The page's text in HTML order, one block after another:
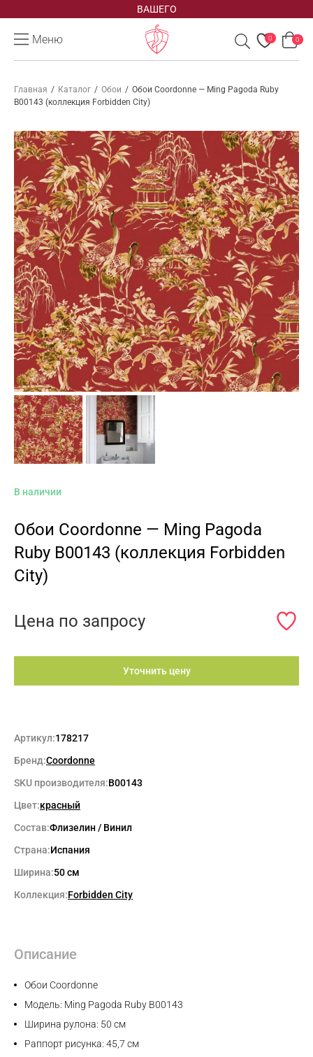
ВАШЕГО
Меню 0 0
Главная / Каталог / Обои / Обои Coordonne — Ming Pagoda Ruby
B00143 (коллекция Forbidden City)
В наличии
Обои Coordonne — Ming Pagoda
Ruby B00143 (коллекция Forbidden
City)
Цена по запросу
Уточнить цену
Артикул:178217
Бренд:Coordonne
SKU производителя:B00143
Цвет:красный
Состав:Флизелин / Винил
Страна:Испания
Ширина:50 см
Коллекция:Forbidden City
Описание
Обои Coordonne
Модель: Ming Pagoda Ruby B00143
Ширина рулона: 50 см
Раппорт рисунка: 45,7 см